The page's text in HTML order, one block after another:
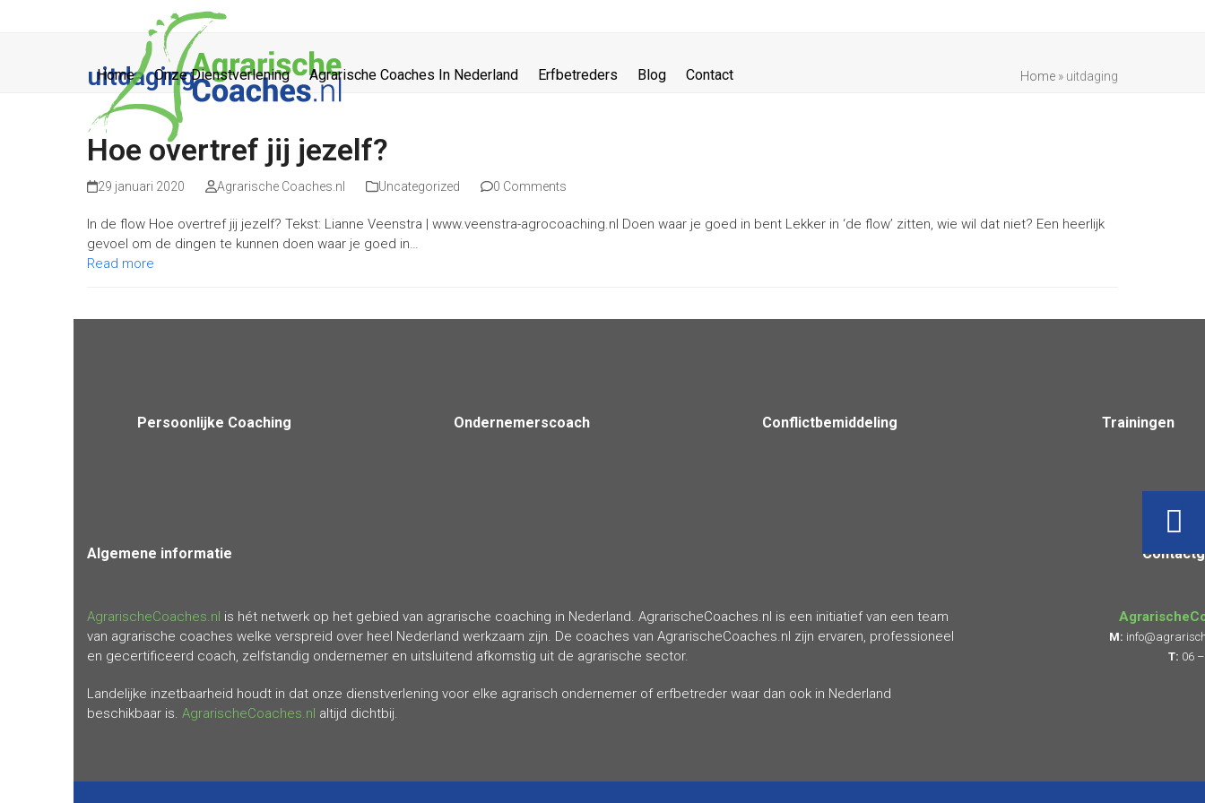
Home Onze Dienstverlening Agrarische Coaches In Nederland Erfbetreders Blog Contact
uitdaging Home » uitdaging
Hoe overtref jij jezelf?
29 januari 2020 Agrarische Coaches.nl Uncategorized 0 Comments
In de flow Hoe overtref jij jezelf? Tekst: Lianne Veenstra | www.veenstra-agrocoaching.nl Doen waar je goed in bent Lekker in ‘de flow’ zitten, wie wil dat niet? Een heerlijk
gevoel om de dingen te kunnen doen waar je goed in…
Read more
Persoonlijke Coaching Ondernemerscoach Conflictbemiddeling Trainingen
Algemene informatie
AgrarischeCoaches.nl is hét netwerk op het gebied van agrarische coaching in Nederland. AgrarischeCoaches.nl is een initiatief van een team
van agrarische coaches welke verspreid over heel Nederland werkzaam zijn. De coaches van AgrarischeCoaches.nl zijn ervaren, professioneel
en gecertificeerd coach, zelfstandig ondernemer en uitsluitend afkomstig uit de agrarische sector.
Landelijke inzetbaarheid houdt in dat onze dienstverlening voor elke agrarisch ondernemer of erfbetreder waar dan ook in Nederland
beschikbaar is. AgrarischeCoaches.nl altijd dichtbij.
M:
T: 06